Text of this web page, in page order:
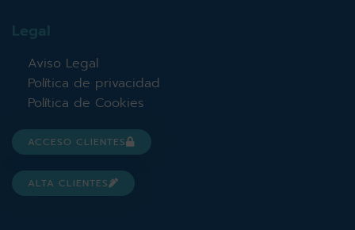
Legal
Aviso Legal
Política de privacidad
Política de Cookies
ACCESO CLIENTES
ALTA CLIENTES